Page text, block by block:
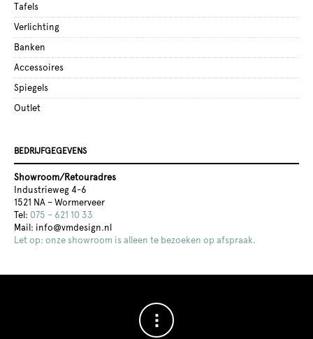
Tafels
Verlichting
Banken
Accessoires
Spiegels
Outlet
BEDRIJFGEGEVENS
Showroom/Retouradres
Industrieweg 4-6
1521 NA – Wormerveer
Tel: 075 – 621 10 33
Mail: info@vmdesign.nl
Let op: onze showroom is alleen te bezoeken op afspraak.